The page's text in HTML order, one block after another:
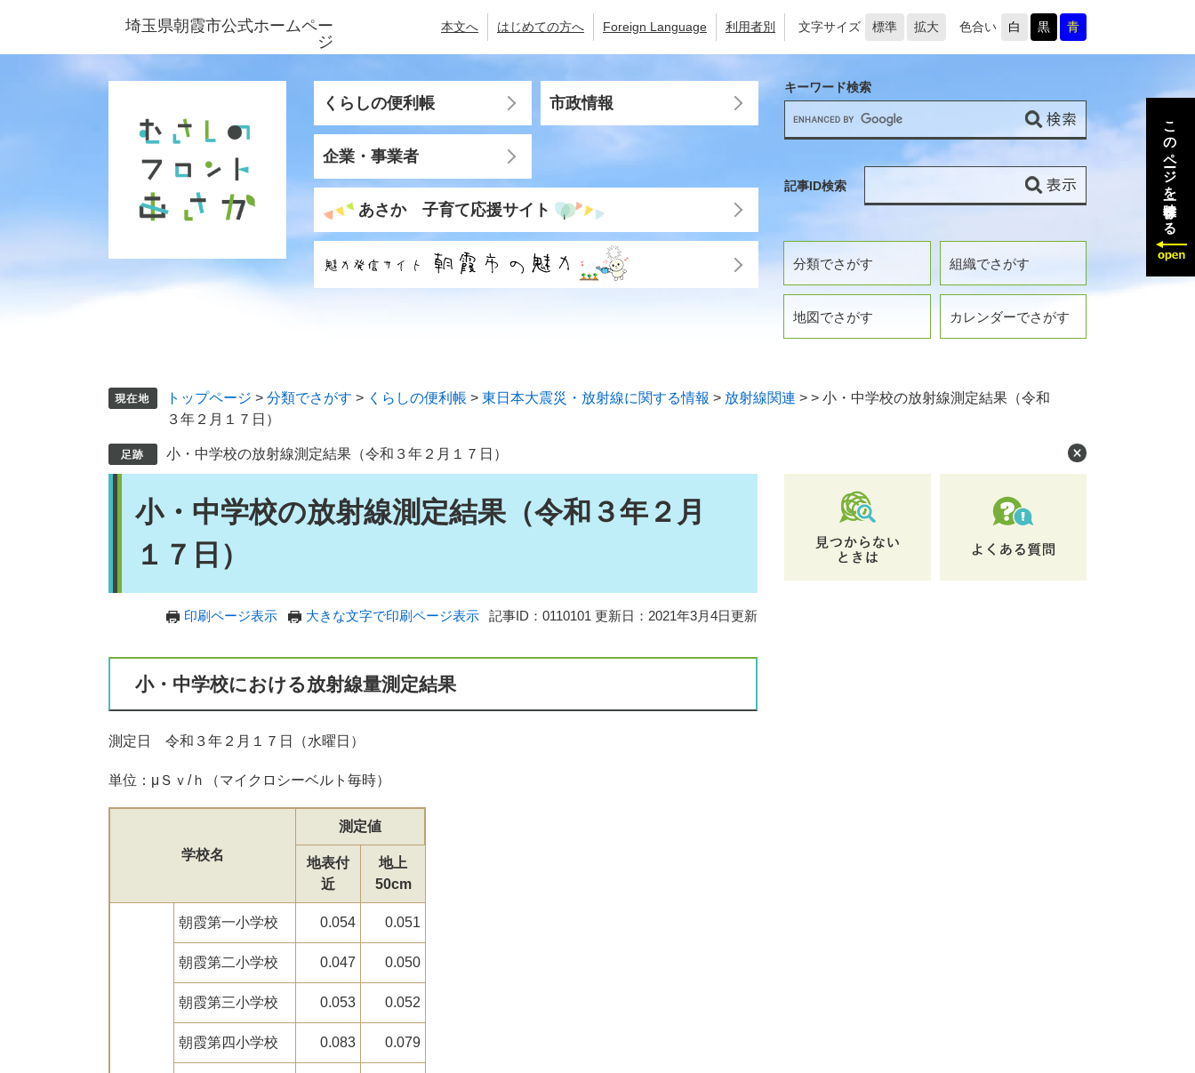
ジ
ュ
埼玉県朝霞市公式ホームペー
ジ
本文へ はじめての方へ Foreign Language 利用者別 文字サイズ 標準 拡大 色合い 白 黒 青
くらしの便利帳 市政情報
企業・事業者
あさか 子育て応援サイト
分類でさがす 組織でさがす
地図でさがす カレンダーでさがす
キーワード検索
記事ID検索
トップページ > 分類でさがす > くらしの便利帳 > 東日本大震災・放射線に関する情報 > 放射線関連 > > 小・中学校の放射線測定結果（令和
３年２月１７日）
小・中学校の放射線測定結果（令和３年２月１７日）
小・中学校の放射線測定結果（令和３年２月
１７日）
印刷ページ表示 大きな文字で印刷ページ表示 記事ID：0110101 更新日：2021年3月4日更新
小・中学校における放射線量測定結果
測定日 令和３年２月１７日（水曜日）
単位：μＳｖ/ｈ（マイクロシーベルト毎時）
学校名
測定値
地表付
近
地上
50cm
朝霞第一小学校 0.054 0.051
朝霞第二小学校 0.047 0.050
朝霞第三小学校 0.053 0.052
朝霞第四小学校 0.083 0.079
このページを一時保存する